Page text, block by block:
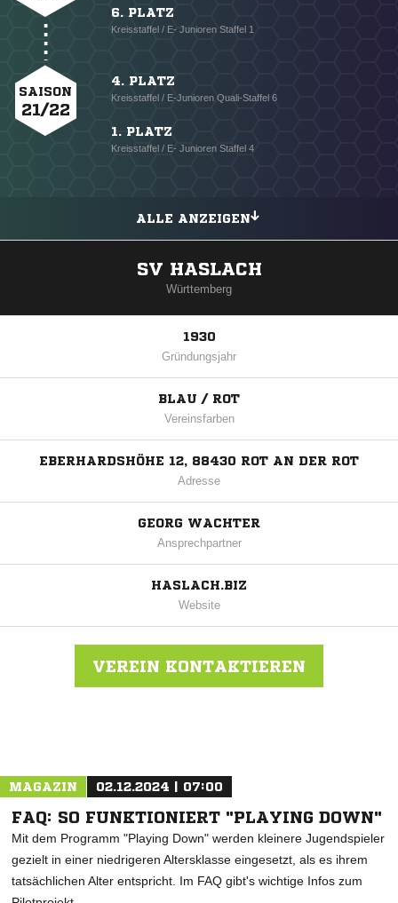
6. PLATZ
Kreisstaffel / E- Junioren Staffel 1
SAISON
21/22
4. PLATZ
Kreisstaffel / E-Junioren Quali-Staffel 6
1. PLATZ
Kreisstaffel / E- Junioren Staffel 4
ALLE ANZEIGEN
SV HASLACH
Württemberg
1930
Gründungsjahr
BLAU / ROT
Vereinsfarben
EBERHARDSHÖHE 12, 88430 ROT AN DER ROT
Adresse
GEORG WACHTER
Ansprechpartner
HASLACH.BIZ
Website
VEREIN KONTAKTIEREN
MAGAZIN 02.12.2024 | 07:00
FAQ: SO FUNKTIONIERT "PLAYING DOWN"
Mit dem Programm "Playing Down" werden kleinere Jugendspieler
gezielt in einer niedrigeren Altersklasse eingesetzt, als es ihrem
tatsächlichen Alter entspricht. Im FAQ gibt's wichtige Infos zum